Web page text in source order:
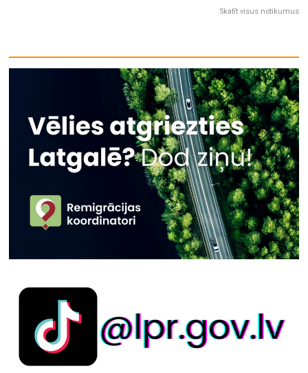
Skatīt visus notikumus